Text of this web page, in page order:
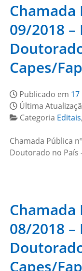
Chamada
09/2018 –
Capes/
Publicado em
Última
Categoria Editais,
Chamada Pública
Doutorado no País
Chamada
08/2018 –
Capes/